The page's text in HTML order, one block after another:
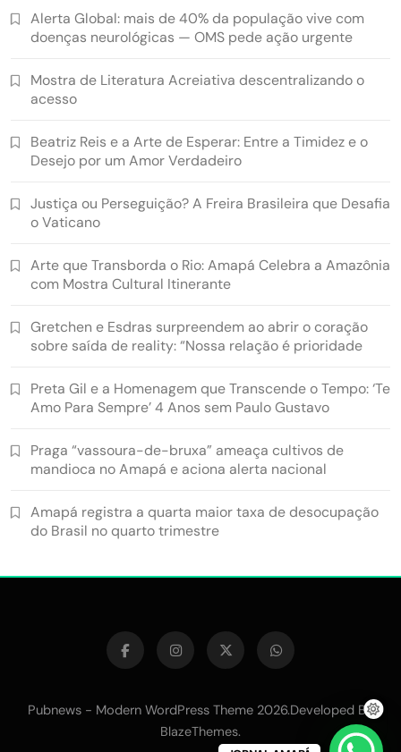
Alerta Global: mais de 40% da população vive com
doenças neurológicas — OMS pede ação urgente
Mostra de Literatura Acreiativa descentralizando o
acesso
Beatriz Reis e a Arte de Esperar: Entre a Timidez e o
Desejo por um Amor Verdadeiro
Justiça ou Perseguição? A Freira Brasileira que Desafia
o Vaticano
Arte que Transborda o Rio: Amapá Celebra a Amazônia
com Mostra Cultural Itinerante
Gretchen e Esdras surpreendem ao abrir o coração
sobre saída de reality: “Nossa relação é prioridade
Preta Gil e a Homenagem que Transcende o Tempo: ‘Te
Amo Para Sempre’ 4 Anos sem Paulo Gustavo
Praga “vassoura-de-bruxa” ameaça cultivos de
mandioca no Amapá e aciona alerta nacional
Amapá registra a quarta maior taxa de desocupação
do Brasil no quarto trimestre
Pubnews - Modern WordPress Theme 2026.Developed By
BlazeThemes.